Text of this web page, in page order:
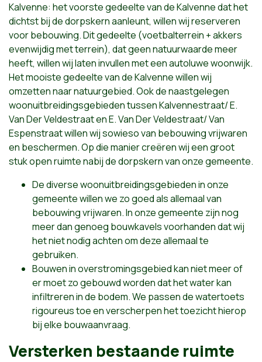
Kalvenne: het voorste gedeelte van de Kalvenne dat het
dichtst bij de dorpskern aanleunt, willen wij reserveren
voor bebouwing. Dit gedeelte (voetbalterrein + akkers
evenwijdig met terrein), dat geen natuurwaarde meer
heeft, willen wij laten invullen met een autoluwe woonwijk.
Het mooiste gedeelte van de Kalvenne willen wij
omzetten naar natuurgebied. Ook de naastgelegen
woonuitbreidingsgebieden tussen Kalvennestraat/ E.
Van Der Veldestraat en E. Van Der Veldestraat/ Van
Espenstraat willen wij sowieso van bebouwing vrijwaren
en beschermen. Op die manier creëren wij een groot
stuk open ruimte nabij de dorpskern van onze gemeente.
De diverse woonuitbreidingsgebieden in onze
gemeente willen we zo goed als allemaal van
bebouwing vrijwaren. In onze gemeente zijn nog
meer dan genoeg bouwkavels voorhanden dat wij
het niet nodig achten om deze allemaal te
gebruiken.
Bouwen in overstromingsgebied kan niet meer of
er moet zo gebouwd worden dat het water kan
infiltreren in de bodem. We passen de watertoets
rigoureus toe en verscherpen het toezicht hierop
bij elke bouwaanvraag.
Versterken bestaande ruimte